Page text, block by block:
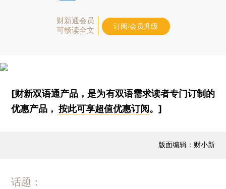
财新通会员
可畅读全文
订阅/会员升级
[财新双语通产品，是为有双语需求读者专门订制的
优惠产品，按此可享超值优惠订阅。]
版面编辑：财小新
话题：